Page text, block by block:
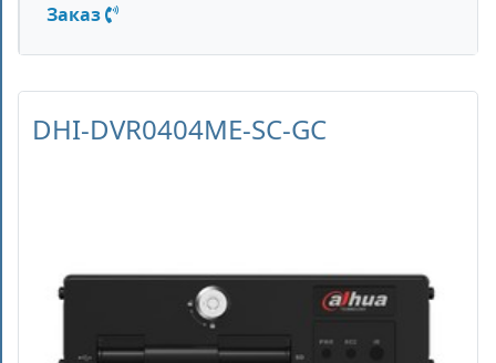
Заказ
DHI-DVR0404ME-SC-GC